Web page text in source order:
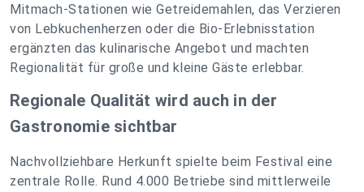
Mitmach-Stationen wie Getreidemahlen, das Verzieren
von Lebkuchenherzen oder die Bio-Erlebnisstation
ergänzten das kulinarische Angebot und machten
Regionalität für große und kleine Gäste erlebbar.
Regionale Qualität wird auch in der
Gastronomie sichtbar
Nachvollziehbare Herkunft spielte beim Festival eine
zentrale Rolle. Rund 4.000 Betriebe sind mittlerweile